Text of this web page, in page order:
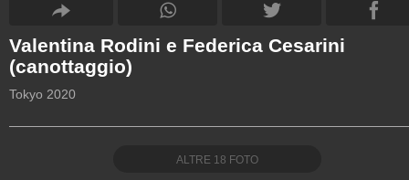
Valentina Rodini e Federica Cesarini
(canottaggio)
Tokyo 2020
ALTRE 18 FOTO